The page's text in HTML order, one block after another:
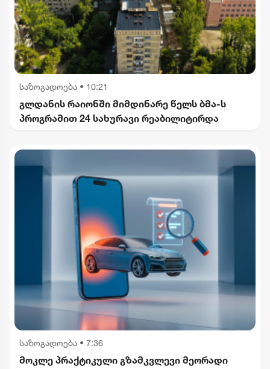
საზოგადოება • 10:21
გლდანის რაიონში მიმდინარე წელს ბმა-ს
პროგრამით 24 სახურავი რეაბილიტირდა
საზოგადოება • 7:36
მოკლე პრაქტიკული გზამკვლევი მეორადი